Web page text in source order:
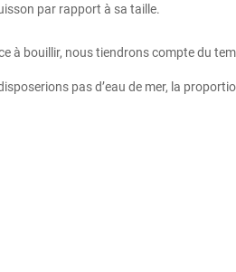
par rapport à sa taille.
à bouillir, nous tiendrons compte du
pas d’eau de mer, la